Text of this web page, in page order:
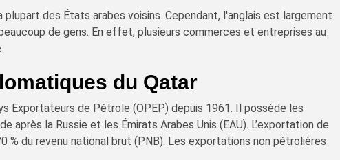
des États arabes voisins. Cependant, l'anglais est largement
de gens. En effet, plusieurs commerces et entreprises au
du Qatar
Exportateurs de Pétrole (OPEP) depuis 1961. Il possède les
après la Russie et les Émirats Arabes Unis (EAU). L’exportation de
du revenu national brut (PNB). Les exportations non pétrolières